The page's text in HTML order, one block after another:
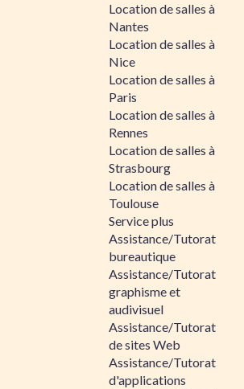
Location de salles à
Nantes
Location de salles à
Nice
Location de salles à
Paris
Location de salles à
Rennes
Location de salles à
Strasbourg
Location de salles à
Toulouse
Service plus
Assistance/Tutorat
bureautique
Assistance/Tutorat
graphisme et
audivisuel
Assistance/Tutorat
de sites Web
Assistance/Tutorat
d'applications